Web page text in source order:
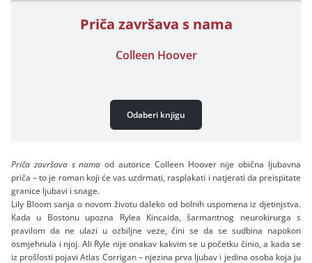
Priča završava s nama
Colleen Hoover
Odaberi knjigu
Priča završava s nama od autorice Colleen Hoover nije obična ljubavna
priča – to je roman koji će vas uzdrmati, rasplakati i natjerati da preispitate
granice ljubavi i snage.
Lily Bloom sanja o novom životu daleko od bolnih uspomena iz djetinjstva.
Kada u Bostonu upozna Rylea Kincaida, šarmantnog neurokirurga s
pravilom da ne ulazi u ozbiljne veze, čini se da se sudbina napokon
osmjehnula i njoj. Ali Ryle nije onakav kakvim se u početku činio, a kada se
iz prošlosti pojavi Atlas Corrigan – njezina prva ljubav i jedina osoba koja ju